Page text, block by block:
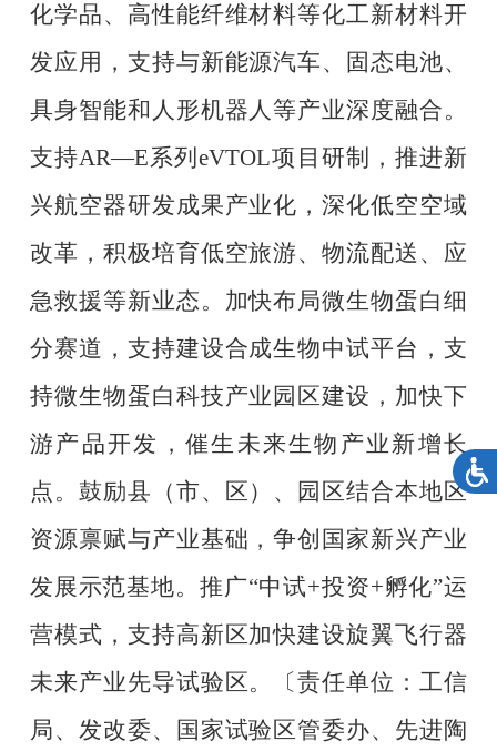
化学品、高性能纤维材料等化工新材料开
发应用，支持与新能源汽车、固态电池、
具身智能和人形机器人等产业深度融合。
支持AR—E系列eVTOL项目研制，推进新
兴航空器研发成果产业化，深化低空空域
改革，积极培育低空旅游、物流配送、应
急救援等新业态。加快布局微生物蛋白细
分赛道，支持建设合成生物中试平台，支
持微生物蛋白科技产业园区建设，加快下
游产品开发，催生未来生物产业新增长
点。鼓励县（市、区）、园区结合本地区
资源禀赋与产业基础，争创国家新兴产业
发展示范基地。推广“中试+投资+孵化”运
营模式，支持高新区加快建设旋翼飞行器
未来产业先导试验区。
〔责任单位：工信
局、发改委、国家试验区管委办、先进陶